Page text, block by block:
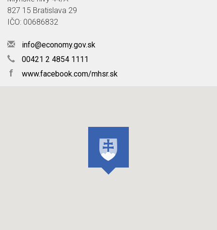
827 15 Bratislava 29
IČO: 00686832
info@economy.gov.sk
00421 2 4854 1111
f www.facebook.com/mhsr.sk